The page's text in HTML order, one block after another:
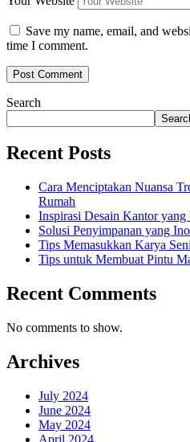
Save my name, email, and
time I comment.
Search
Recent Posts
Cara Menciptakan Nuansa
Rumah
Inspirasi Desain Kantor yang
Solusi Penyimpanan yang
Tips Memasukkan Karya
Tips untuk Membuat Pintu
Recent Comments
No comments to show.
Archives
July 2024
June 2024
May 2024
April 2024